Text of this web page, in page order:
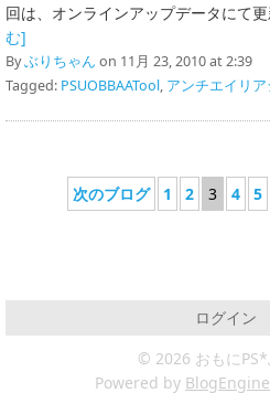
回は、オンラインアップデータにて
む]
Byぶりちゃん on 11月 23, 2010 at 2:39
Tagged: PSUOBBAATool, アンチエイリ
次のブログ 1 2 3 4 5
ログイン
© 2026 おもにPS*
Powered by